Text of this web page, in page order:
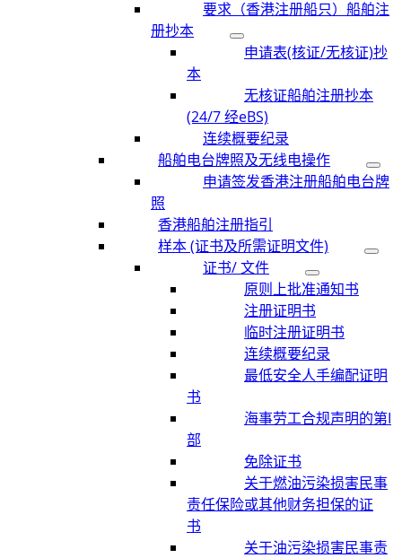
要求（香港注册船只）船舶注
册抄本
申请表(核证/无核证)抄
本
无核证船舶注册抄本
(24/7 经eBS)
连续概要纪录
船舶电台牌照及无线电操作
申请签发香港注册船舶电台牌
照
香港船舶注册指引
样本 (证书及所需证明文件)
证书/ 文件
原则上批准通知书
注册证明书
临时注册证明书
连续概要纪录
最低安全人手编配证明
书
海事劳工合规声明的第I
部
免除证书
关于燃油污染损害民事
责任保险或其他财务担保的证
书
关于油污染损害民事责